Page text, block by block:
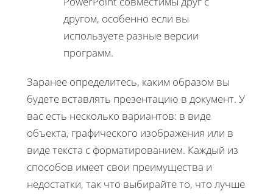
другом, особенно если вы
используете разные версии
программ.
Заранее определитесь, каким образом вы
будете вставлять презентацию в документ. У
вас есть несколько вариантов: в виде
объекта, графического изображения или в
виде текста с форматированием. Каждый из
способов имеет свои преимущества и
недостатки, так что выбирайте то, что лучше